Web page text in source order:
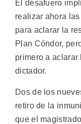
El desafuero
realizar ahora
para aclarar la
Plan Cóndor,
primero a
dictador.
Dos de los
retiro de la
que el